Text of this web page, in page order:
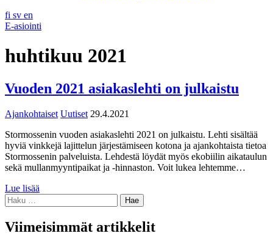
fi sv en
E-asiointi
huhtikuu 2021
Vuoden 2021 asiakaslehti on julkaistu
Ajankohtaiset Uutiset 29.4.2021
Stormossenin vuoden asiakaslehti 2021 on julkaistu. Lehti sisältää
hyviä vinkkejä lajittelun järjestämiseen kotona ja ajankohtaista tietoa
Stormossenin palveluista. Lehdestä löydät myös ekobiilin aikataulun
sekä mullanmyyntipaikat ja -hinnaston. Voit lukea lehtemme…
Lue lisää
Haku:
Viimeisimmät artikkelit